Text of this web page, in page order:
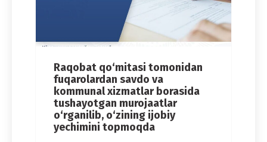
Raqobat qo‘mitasi tomonidan
fuqarolardan savdo va
kommunal xizmatlar borasida
tushayotgan murojaatlar
o‘rganilib, o‘zining ijobiy
yechimini topmoqda